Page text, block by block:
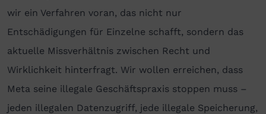
wir ein Verfahren voran, das nicht nur
Entschädigungen für Einzelne schafft, sondern das
aktuelle Missverhältnis zwischen Recht und
Wirklichkeit hinterfragt. Wir wollen erreichen, dass
Meta seine illegale Geschäftspraxis stoppen muss –
jeden illegalen Datenzugriff, jede illegale Speicherung,